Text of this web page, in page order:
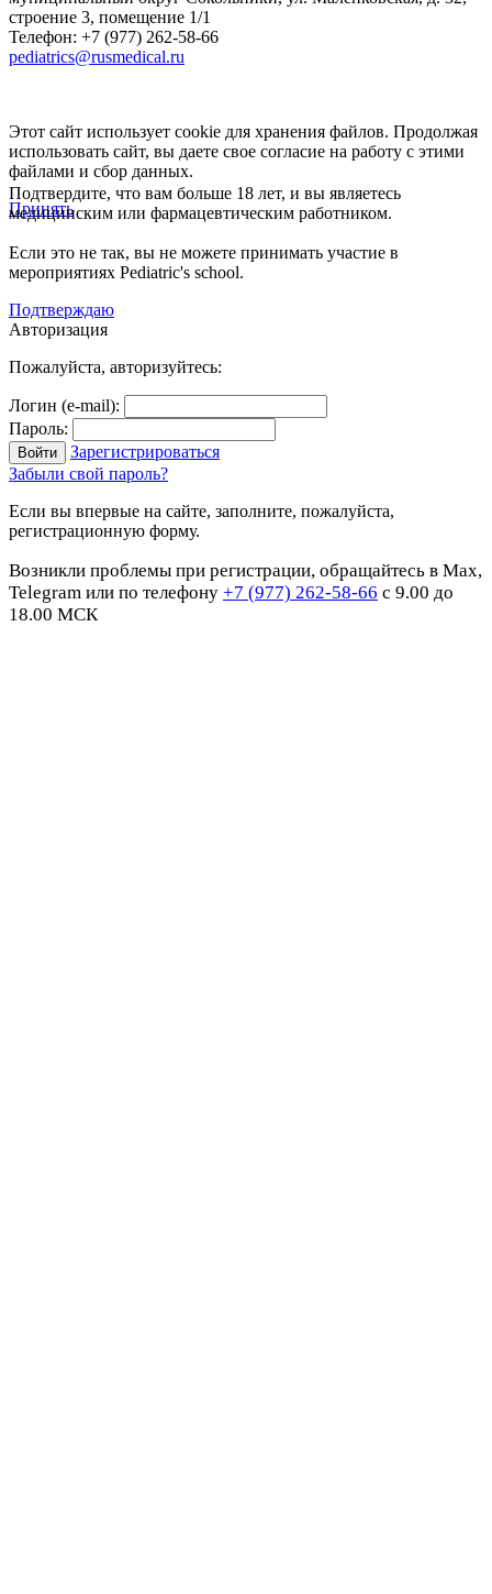
строение 3, помещение 1/1
Телефон: +7 (977) 262-58-66
pediatrics@rusmedical.ru
Этот сайт использует cookie для хранения файлов. Продолжая
использовать сайт, вы даете свое согласие на работу с этими
файлами и сбор данных.
Принять
Подтвердите, что вам больше 18 лет, и вы являетесь
медицинским или фармацевтическим работником.
Если это не так, вы не можете принимать участие в
мероприятиях Pediatric's school.
Подтверждаю
Авторизация
Пожалуйста, авторизуйтесь:
Логин (e-mail):
Пароль:
Зарегистрироваться
Забыли свой пароль?
Если вы впервые на сайте, заполните, пожалуйста,
регистрационную форму.
Возникли проблемы при регистрации, обращайтесь в Max,
Telegram или по телефону +7 (977) 262-58-66 с 9.00 до
18.00 МСК